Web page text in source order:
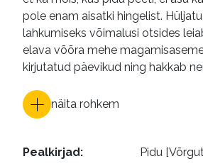
pole enam aisatki hingelist.
lahkumiseks võimalusi otsides
elava võõra mehe
kirjutatud päevikud ning hakkab
näita rohkem
Pealkirjad: Pidu